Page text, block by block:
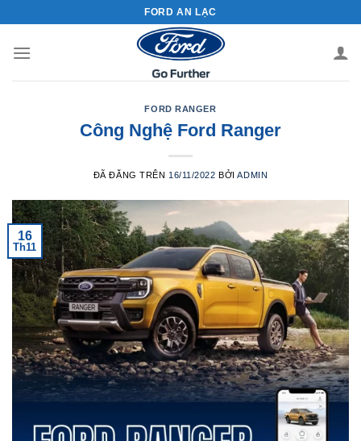
nội
FORD AN LẠC
FORD RANGER
Công Nghệ Ford Ranger
ĐÃ ĐĂNG TRÊN 16/11/2022 BỞIADMIN
16
Th11